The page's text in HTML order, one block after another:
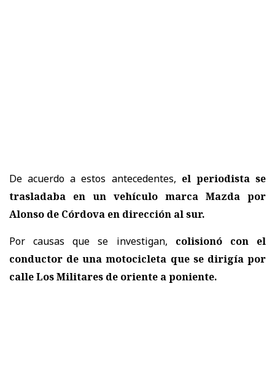
De acuerdo a estos antecedentes, el periodista se
trasladaba en un vehículo marca Mazda por
Alonso de Córdova en dirección al sur.
Por causas que se investigan, colisionó con el
conductor de una motocicleta que se dirigía por
calle Los Militares de oriente a poniente.